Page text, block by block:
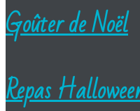
Goûter de Noël
Repas